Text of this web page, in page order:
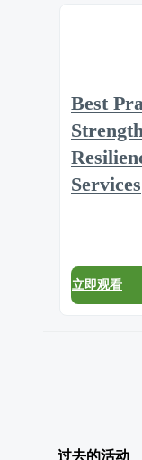
Best
Services
立即观看
过去的活动